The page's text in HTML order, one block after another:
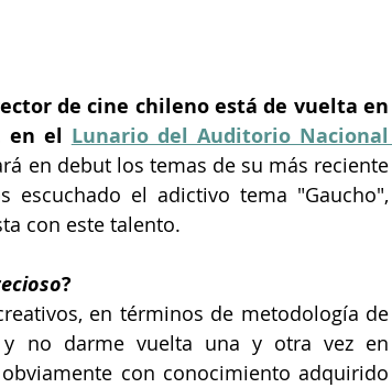
de cine chileno está de vuelta en
en el Lunario del Auditorio Nacional
en debut los temas de su más reciente
escuchado el adictivo tema "Gaucho",
con este talento.
?
en términos de metodología de
no darme vuelta una y otra vez en
con conocimiento adquirido